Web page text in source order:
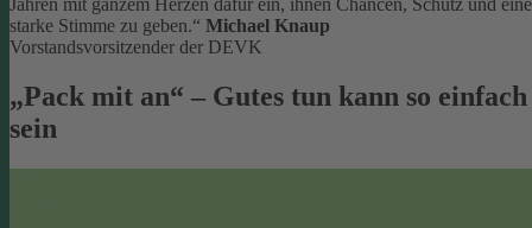
starke Stimme zu geben.“ Michael Knaup
Vorstandsvorsitzender der DEVK
„Pack mit an“ – Gutes tun kann so einfach
sein